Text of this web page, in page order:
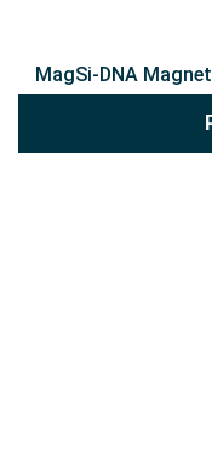
MagSi-DNA